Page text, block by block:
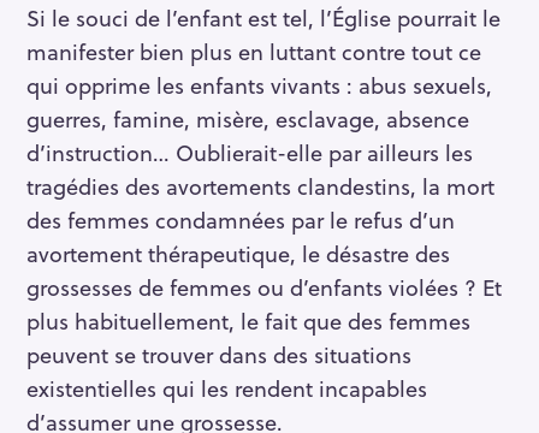
Si le souci de l’enfant est tel, l’Église pourrait le
manifester bien plus en luttant contre tout ce
qui opprime les enfants vivants : abus sexuels,
guerres, famine, misère, esclavage, absence
d’instruction… Oublierait-elle par ailleurs les
tragédies des avortements clandestins, la mort
des femmes condamnées par le refus d’un
avortement thérapeutique, le désastre des
grossesses de femmes ou d’enfants violées ? Et
plus habituellement, le fait que des femmes
peuvent se trouver dans des situations
existentielles qui les rendent incapables
d’assumer une grossesse.